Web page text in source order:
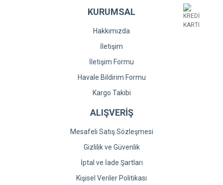
KURUMSAL
Hakkımızda
İletişim
İletişim Formu
Havale Bildirim Formu
Kargo Takibi
ALIŞVERİŞ
Mesafeli Satış Sözleşmesi
Gizlilik ve Güvenlik
İptal ve İade Şartları
Kişisel Veriler Politikası